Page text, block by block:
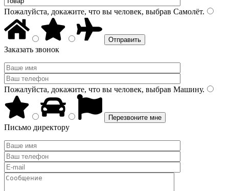
Пожалуйста, докажите, что вы человек, выбрав Самолёт.
Заказать звонок
Пожалуйста, докажите, что вы человек, выбрав Машину.
Письмо директору